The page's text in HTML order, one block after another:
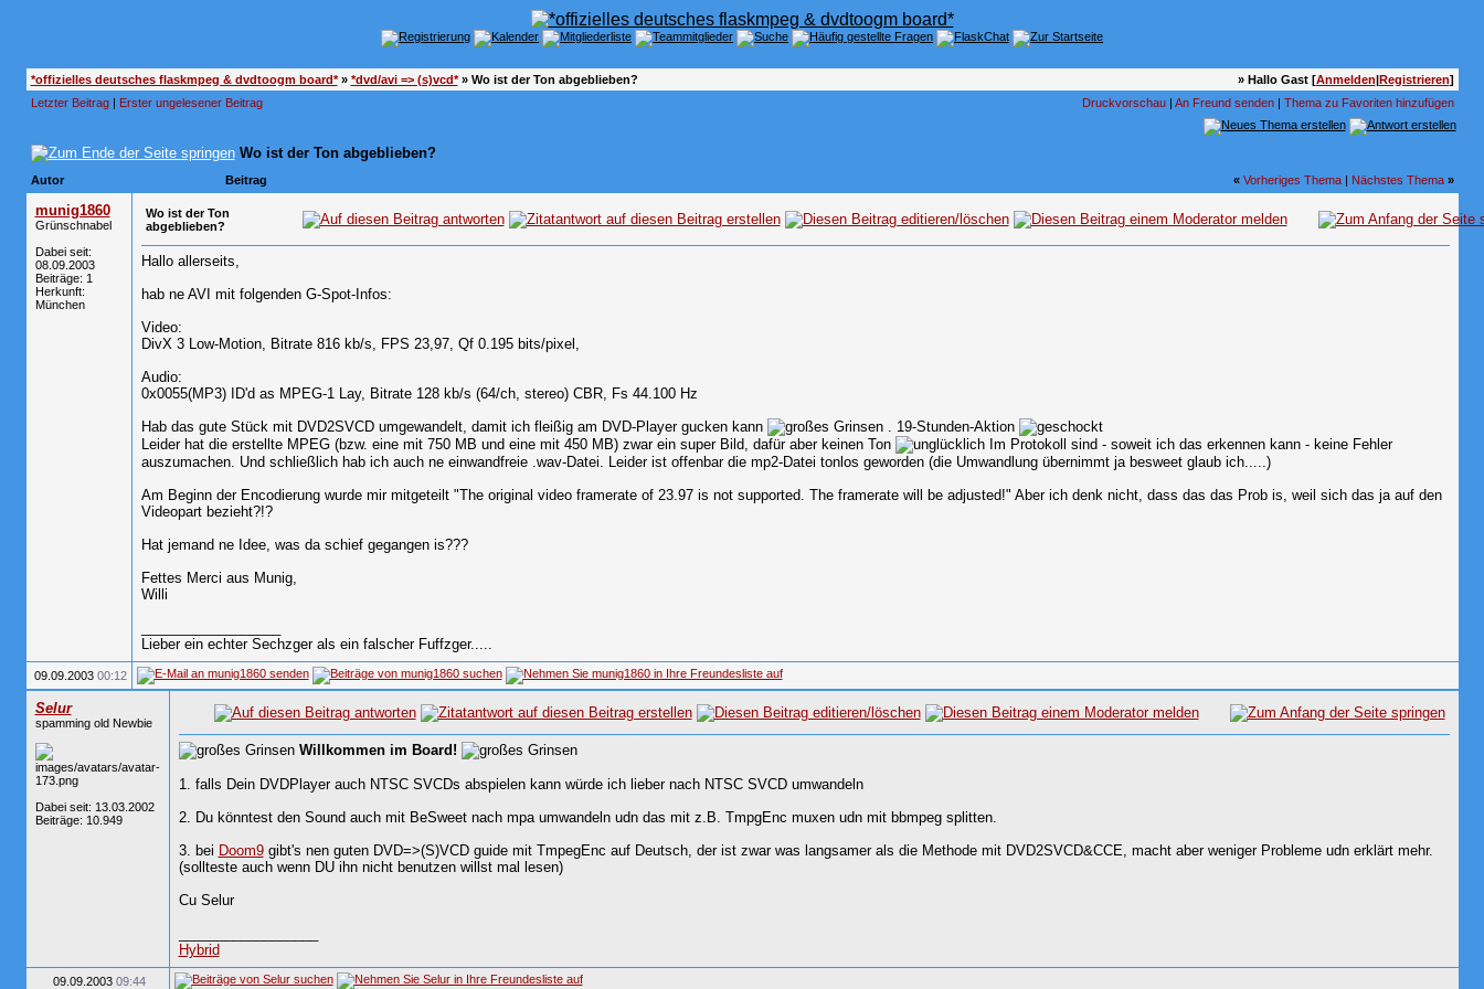
*offizielles deutsches flaskmpeg & dvdtoogm board*» *dvd/avi => (s)vcd*» Wo ist der Ton abgeblieben? » Hallo Gast [Anmelden|Registrieren]
Letzter Beitrag| Erster ungelesener Beitrag Druckvorschau| An Freund senden| Thema zu Favoriten hinzufügen
Wo ist der Ton abgeblieben?
Autor Beitrag « Vorheriges Thema| Nächstes Thema »
munig1860
Grünschnabel
Dabei seit:
08.09.2003
Beiträge: 1
Herkunft:
München
Wo ist der Ton
abgeblieben?
Hallo allerseits,
hab ne AVI mit folgenden G-Spot-Infos:
Video:
DivX 3 Low-Motion, Bitrate 816 kb/s, FPS 23,97, Qf 0.195 bits/pixel,
Audio:
0x0055(MP3) ID'd as MPEG-1 Lay, Bitrate 128 kb/s (64/ch, stereo) CBR, Fs 44.100 Hz
Hab das gute Stück mit DVD2SVCD umgewandelt, damit ich fleißig am DVD-Player gucken kann
. 19-Stunden-Aktion
Leider hat die erstellte MPEG (bzw. eine mit 750 MB und eine mit 450 MB) zwar ein super Bild, dafür aber keinen Ton
Im Protokoll sind - soweit ich das erkennen kann - keine Fehler
auszumachen. Und schließlich hab ich auch ne einwandfreie .wav-Datei. Leider ist offenbar die mp2-Datei tonlos geworden (die Umwandlung übernimmt ja besweet glaub ich.....)
Am Beginn der Encodierung wurde mir mitgeteilt "The original video framerate of 23.97 is not supported. The framerate will be adjusted!" Aber ich denk nicht, dass das das Prob is, weil sich das ja auf den
Videopart bezieht?!?
Hat jemand ne Idee, was da schief gegangen is???
Fettes Merci aus Munig,
Willi
Lieber ein echter Sechzger als ein falscher Fuffzger.....
09.09.2003 00:12
Selur
spamming old Newbie
Dabei seit: 13.03.2002
Beiträge: 10.949
Willkommen im Board!
1. falls Dein DVDPlayer auch NTSC SVCDs abspielen kann würde ich lieber nach NTSC SVCD umwandeln
2. Du könntest den Sound auch mit BeSweet nach mpa umwandeln udn das mit z.B. TmpgEnc muxen udn mit bbmpeg splitten.
3. bei Doom9gibt's nen guten DVD=>(S)VCD guide mit TmpegEnc auf Deutsch, der ist zwar was langsamer als die Methode mit DVD2SVCD&CCE, macht aber weniger Probleme udn erklärt mehr.
(sollteste auch wenn DU ihn nicht benutzen willst mal lesen)
Cu Selur
Hybrid
09.09.2003 09:44